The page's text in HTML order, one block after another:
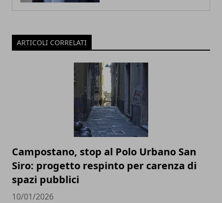
ARTICOLI CORRELATI
Campostano, stop al Polo Urbano San
Siro: progetto respinto per carenza di
spazi pubblici
10/01/2026